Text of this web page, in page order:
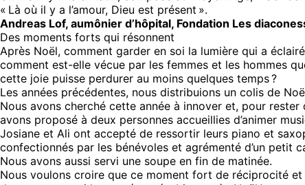
« Là où il y a l’amour, Dieu est présent ».
Andreas Lof, aumônier d’hôpital, Fondation Les
Des moments forts qui résonnent
Après Noël, comment garder en soi la lumière qui a
comment est-elle vécue par les femmes et les hommes
cette joie puisse perdurer au moins quelques temps ?
Les années précédentes, nous distribuions un colis de
Nous avons cherché cette année à innover et, pour
avons proposé à deux personnes accueillies d’animer
Josiane et Ali ont accepté de ressortir leurs piano et
confectionnés par les bénévoles et agrémenté d’un petit
Nous avons aussi servi une soupe en fin de matinée.
Nous voulons croire que ce moment fort de réciprocité